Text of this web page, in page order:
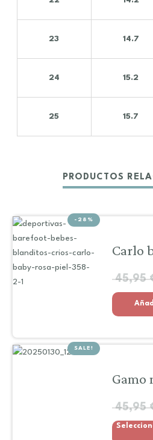
23 14.7
24 15.2
25 15.7
PRODUCTOS
-28%
Carlo
45,95
SALE!
Gamo
45,95